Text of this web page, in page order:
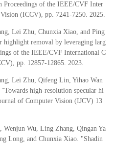
of the IEEE/CVF Inter
(ICCV), pp. 7241-7250. 2025.
Lei Zhu, Chunxia Xiao, and Ping
highlight removal by leveraging larg
of the IEEE/CVF International C
pp. 12857-12865. 2023.
Lei Zhu, Qifeng Lin, Yihao Wan
high-resolution specular hi
of Computer Vision (IJCV) 13
Wenjun Wu, Ling Zhang, Qingan Ya
Long, and Chunxia Xiao. "Shadin